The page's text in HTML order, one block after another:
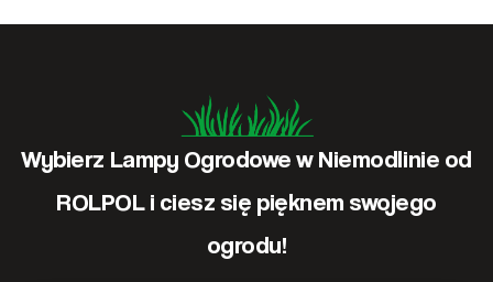
Wybierz Lampy Ogrodowe w Niemodlinie od
ROLPOL i ciesz się pięknem swojego
ogrodu!